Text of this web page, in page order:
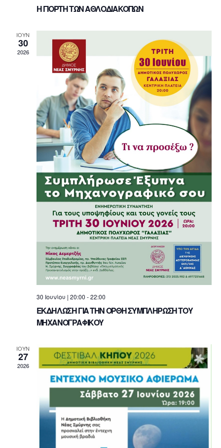
Η ΓΙΟΡΤΗ ΤΩΝ ΑΘΛΟΔΙΑΚΟΠΩΝ
ΙΟΎΝ
30
2026
30 Ιουνίου | 20:00 -22:00
ΕΚΔΗΛΩΣΗ ΓΙΑ ΤΗΝ ΟΡΘΗ ΣΥΜΠΛΗΡΩΣΗ ΤΟΥ
ΜΗΧΑΝΟΓΡΑΦΙΚΟΥ
ΙΟΎΝ
27
2026